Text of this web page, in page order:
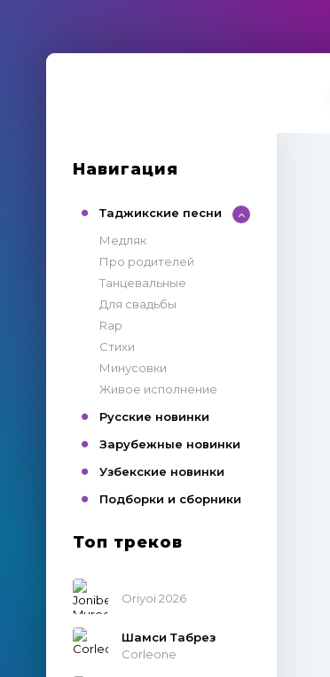
Навигация
Таджикские песни
Медляк
Про родителей
Танцевальные
Для свадьбы
Rap
Стихи
Минусовки
Живое исполнение
Русские новинки
Зарубежные новинки
Узбекские новинки
Подборки и сборники
Топ треков
Oriyoi 2026
Шамси Табрез
Corleone